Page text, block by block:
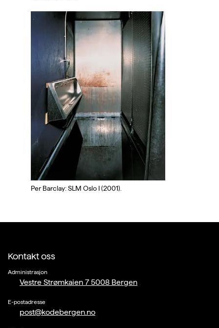
Per Barclay: SLM Oslo I (2001).
Kontakt oss
Administrasjon
Vestre Strømkaien 7 5008 Bergen
E-postadresse
post@kodebergen.no